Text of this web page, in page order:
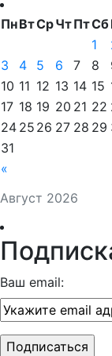
Август 2026
ПнВтСрЧтПтСб
«
1
3
4 5 6 7 8
10 11 12 13 14 15
17 18 19 20 21 22
24 25 26 27 28 29
31
Ваш email: